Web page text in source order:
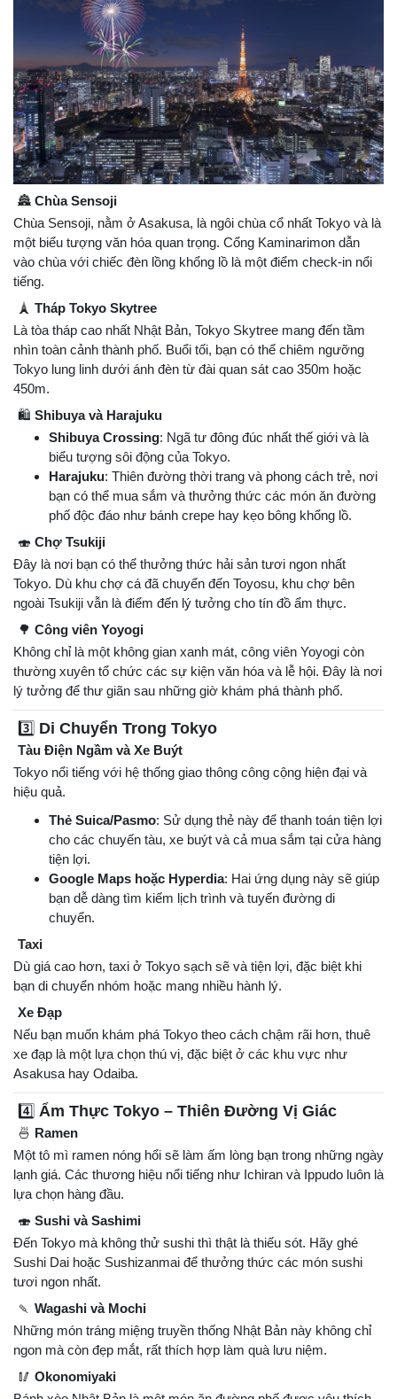
🏯 Chùa Sensoji
Chùa Sensoji, nằm ở Asakusa, là ngôi chùa cổ nhất Tokyo và là
một biểu tượng văn hóa quan trọng. Cổng Kaminarimon dẫn
vào chùa với chiếc đèn lồng khổng lồ là một điểm check-in nổi
tiếng.
🗼 Tháp Tokyo Skytree
Là tòa tháp cao nhất Nhật Bản, Tokyo Skytree mang đến tầm
nhìn toàn cảnh thành phố. Buổi tối, bạn có thể chiêm ngưỡng
Tokyo lung linh dưới ánh đèn từ đài quan sát cao 350m hoặc
450m.
🛍 Shibuya và Harajuku
Shibuya Crossing: Ngã tư đông đúc nhất thế giới và là
biểu tượng sôi động của Tokyo.
Harajuku: Thiên đường thời trang và phong cách trẻ, nơi
bạn có thể mua sắm và thưởng thức các món ăn đường
phố độc đáo như bánh crepe hay kẹo bông khổng lồ.
🍣 Chợ Tsukiji
Đây là nơi bạn có thể thưởng thức hải sản tươi ngon nhất
Tokyo. Dù khu chợ cá đã chuyển đến Toyosu, khu chợ bên
ngoài Tsukiji vẫn là điểm đến lý tưởng cho tín đồ ẩm thực.
🌳 Công viên Yoyogi
Không chỉ là một không gian xanh mát, công viên Yoyogi còn
thường xuyên tổ chức các sự kiện văn hóa và lễ hội. Đây là nơi
lý tưởng để thư giãn sau những giờ khám phá thành phố.
3️⃣ Di Chuyển Trong Tokyo
Tàu Điện Ngầm và Xe Buýt
Tokyo nổi tiếng với hệ thống giao thông công cộng hiện đại và
hiệu quả.
Thẻ Suica/Pasmo: Sử dụng thẻ này để thanh toán tiện lợi
cho các chuyến tàu, xe buýt và cả mua sắm tại cửa hàng
tiện lợi.
Google Maps hoặc Hyperdia: Hai ứng dụng này sẽ giúp
bạn dễ dàng tìm kiếm lịch trình và tuyến đường di
chuyển.
Taxi
Dù giá cao hơn, taxi ở Tokyo sạch sẽ và tiện lợi, đặc biệt khi
bạn di chuyển nhóm hoặc mang nhiều hành lý.
Xe Đạp
Nếu bạn muốn khám phá Tokyo theo cách chậm rãi hơn, thuê
xe đạp là một lựa chọn thú vị, đặc biệt ở các khu vực như
Asakusa hay Odaiba.
4️⃣ Ẩm Thực Tokyo – Thiên Đường Vị Giác
🍜 Ramen
Một tô mì ramen nóng hổi sẽ làm ấm lòng bạn trong những ngày
lạnh giá. Các thương hiệu nổi tiếng như Ichiran và Ippudo luôn là
lựa chọn hàng đầu.
🍣 Sushi và Sashimi
Đến Tokyo mà không thử sushi thì thật là thiếu sót. Hãy ghé
Sushi Dai hoặc Sushizanmai để thưởng thức các món sushi
tươi ngon nhất.
🍡 Wagashi và Mochi
Những món tráng miệng truyền thống Nhật Bản này không chỉ
ngon mà còn đẹp mắt, rất thích hợp làm quà lưu niệm.
🥢 Okonomiyaki